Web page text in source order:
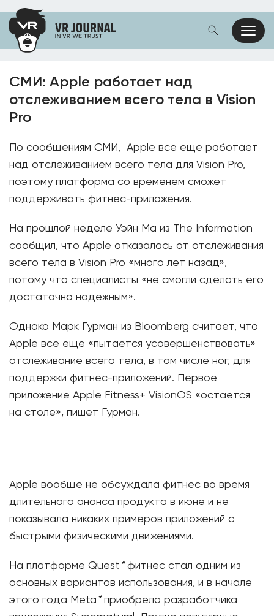
СМИ: Apple работает над
отслеживанием всего тела в Vision
Pro
По сообщениям СМИ, Apple все еще работает
над отслеживанием всего тела для Vision Pro,
поэтому платформа со временем сможет
поддерживать фитнес-приложения.
На прошлой неделе Уэйн Ма из The Information
сообщил, что Apple отказалась от отслеживания
всего тела в Vision Pro «много лет назад»,
потому что специалисты «не смогли сделать его
достаточно надежным».
Однако Марк Гурман из Bloomberg считает, что
Apple все еще «пытается усовершенствовать»
отслеживание всего тела, в том числе ног, для
поддержки фитнес-приложений. Первое
приложение Apple Fitness+ VisionOS «остается
на столе», пишет Гурман.
Apple вообще не обсуждала фитнес во время
длительного анонса продукта в июне и не
показывала никаких примеров приложений с
быстрыми физическими движениями.
На платформе Quest *фитнес стал одним из
основных вариантов использования, и в начале
этого года Meta *приобрела разработчика